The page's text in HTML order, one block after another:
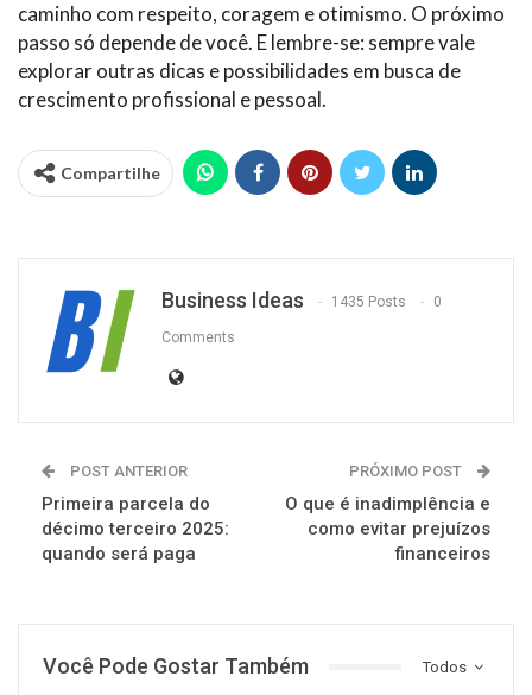
caminho com respeito, coragem e otimismo. O próximo
passo só depende de você. E lembre-se: sempre vale
explorar outras dicas e possibilidades em busca de
crescimento profissional e pessoal.
Compartilhe
Business Ideas 1435 Posts 0
Comments
POST ANTERIOR
Primeira parcela do
décimo terceiro 2025:
quando será paga
PRÓXIMO POST
O que é inadimplência e
como evitar prejuízos
financeiros
Todos
Você Pode Gostar Também